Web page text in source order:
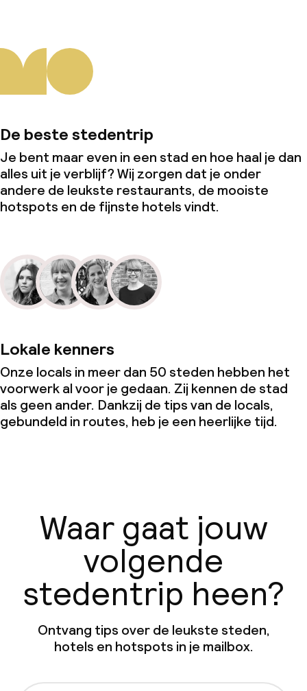
De beste stedentrip
Je bent maar even in een stad en hoe haal je dan
alles uit je verblijf? Wij zorgen dat je onder
andere de leukste restaurants, de mooiste
hotspots en de fijnste hotels vindt.
Lokale kenners
Onze locals in meer dan 50 steden hebben het
voorwerk al voor je gedaan. Zij kennen de stad
als geen ander. Dankzij de tips van de locals,
gebundeld in routes, heb je een heerlijke tijd.
Waar gaat jouw
volgende
stedentrip heen?
Ontvang tips over de leukste steden,
hotels en hotspots in je mailbox.